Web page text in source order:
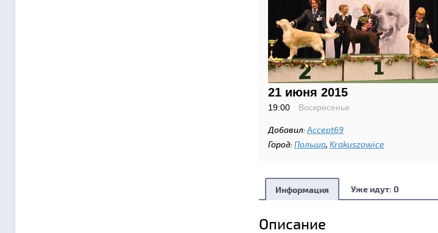
21 июня 2015
19:00 Воскресенье
Добавил:Accept69
Город:Польша, Krakuszowice
Информация Уже идут: 0
Описание